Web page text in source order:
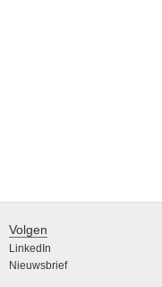
Volgen
LinkedIn
Nieuwsbrief